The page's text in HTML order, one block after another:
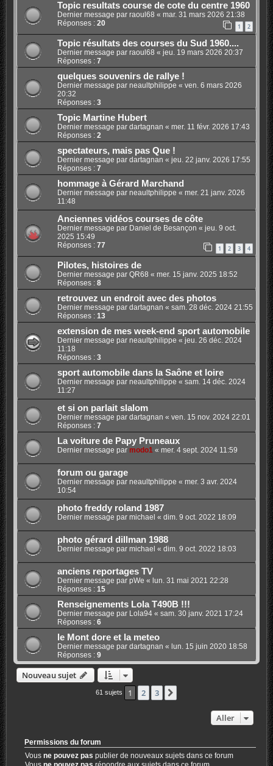
Topic resultats course de cote du centre 1960
Dernier message par raoul68 « mar. 31 mars 2026 21:38
Réponses : 20 1 2
Topic résultats des courses du Sud 1960....
Dernier message par raoul68 « jeu. 19 mars 2026 20:37
Réponses : 7
quelques souvenirs de rallye !
Dernier message par neaultphilippe « ven. 6 mars 2026
20:32
Réponses : 3
Topic Martine Hubert
Dernier message par dartagnan « mer. 11 févr. 2026 17:43
Réponses : 2
spectateurs, mais pas Que !
Dernier message par dartagnan « jeu. 22 janv. 2026 17:55
Réponses : 7
hommage à Gérard Marchand
Dernier message par neaultphilippe « mer. 21 janv. 2026
11:48
Anciennes vidéos courses de côte
Dernier message par Daniel de Besançon « jeu. 9 oct.
2025 15:49
Réponses : 77 1 2 3 4
Pilotes, histoires de
Dernier message par QR68 « mer. 15 janv. 2025 18:52
Réponses : 8
retrouvez un endroit avec des photos
Dernier message par dartagnan « sam. 28 déc. 2024 21:55
Réponses : 13
extension de mes week-end sport automobile
Dernier message par neaultphilippe « jeu. 26 déc. 2024
11:18
Réponses : 3
sport automobile dans la Saône et loire
Dernier message par neaultphilippe « sam. 14 déc. 2024
11:27
et si on parlait slalom
Dernier message par dartagnan « ven. 15 nov. 2024 22:01
Réponses : 7
La voiture de Papy Pruneaux
Dernier message par modo1« mer. 4 sept. 2024 11:59
forum ou garage
Dernier message par neaultphilippe « mer. 3 avr. 2024
10:54
photo freddy roland 1987
Dernier message par michael « dim. 9 oct. 2022 18:09
photo gérard dillman 1988
Dernier message par michael « dim. 9 oct. 2022 18:03
anciens reportages TV
Dernier message par pWe « lun. 31 mai 2021 22:28
Réponses : 15
Renseignements Lola T490B !!!
Dernier message par Lola94« sam. 30 janv. 2021 17:24
Réponses : 6
le Mont dore et la meteo
Dernier message par dartagnan « lun. 15 juin 2020 18:58
Réponses : 9
Nouveau sujet
61 sujets 1 2 3
Aller
Permissions du forum
Vousne pouvez pas publier de nouveaux sujets dans ce forum